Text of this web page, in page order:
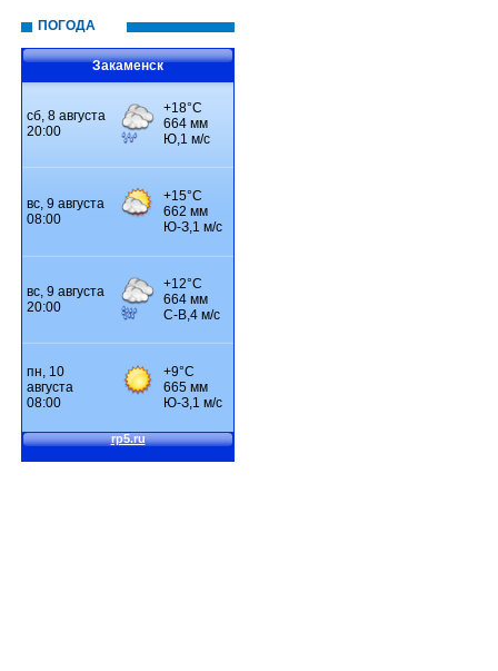
ПОГОДА
Закаменск